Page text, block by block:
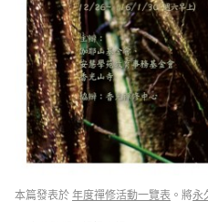
本篇發表於年度禪修活動一覽表 。將永